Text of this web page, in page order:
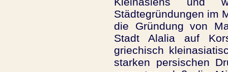
Städtegründungen im
die Gründung von
Stadt Alalia auf
griechisch
starken persischen